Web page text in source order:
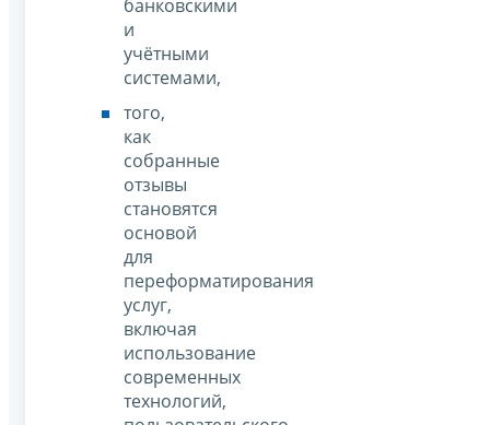
банковскими
и
учётными
системами,
того,
как
собранные
отзывы
становятся
основой
для
переформатирования
услуг,
включая
использование
современных
технологий,